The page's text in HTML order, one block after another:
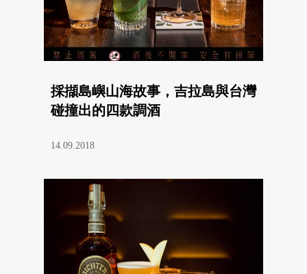
採擷島嶼山海故事，吉拉島與台灣
碰撞出的四款調酒
14.09.2018